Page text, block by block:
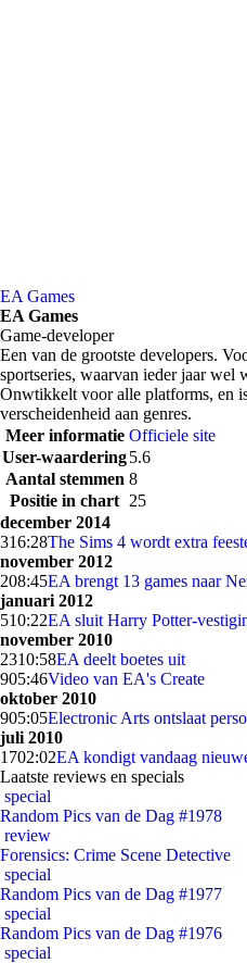
EA Games
EA Games
Game-developer
Een van de grootste developers.
sportseries, waarvan ieder jaar wel
Onwtikkelt voor alle platforms, en
verscheidenheid aan genres.
Meer informatie Officiele site
User-waardering5.6
Aantal stemmen 8
Positie in chart 25
december 2014
316:28The Sims 4 wordt extra
november 2012
208:45EA brengt 13 games naar
januari 2012
510:22EA sluit Harry Potter-
november 2010
2310:58EA deelt boetes uit
905:46Video van EA's Create
oktober 2010
905:05Electronic Arts ontslaat
juli 2010
1702:02EA kondigt vandaag
Laatste reviews en specials
special
Random Pics van de Dag #1978
review
Forensics: Crime Scene Detective
special
Random Pics van de Dag #1977
special
Random Pics van de Dag #1976
special